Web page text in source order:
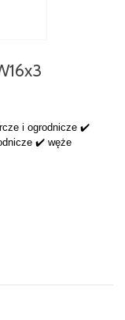
i ogrodnicze ✔️
✔️ węże